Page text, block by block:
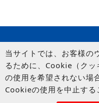
当サイトでは、お客様の
るために、Cookie（ク
の使用を希望されない場
Cookieの使用を中止する